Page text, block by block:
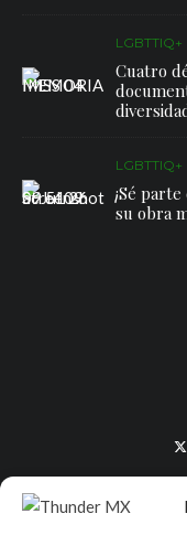
LGBTTIQ+
Cuatro
LGBTTIQ+
¡Sé
su obra